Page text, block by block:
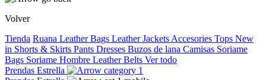
Volver
Tienda Ruana Leather Bags Leather Jackets Accesories Tops New
in Shorts & Skirts Pants Dresses Buzos de lana Camisas Soriame
Bags Soriame Hombre Leather Belts Ver todo
Prendas Estrella